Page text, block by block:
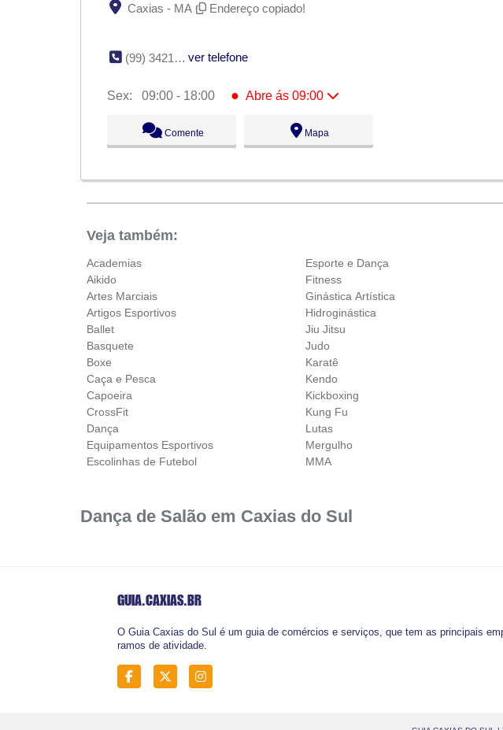
Caxias - MA Endereço copiado!
(99) 3421-3004 ver telefone
Sex: 09:00 - 18:00 ● Abre ás 09:00
09:00 - 18:00
Qua:
09:00 - 18:00
Sex:
09:00 - 18:00 ●Abre ás 09:00
Dom:
Fechado
Comente Mapa
Veja também:
Academias
Aikido
Artes Marciais
Artigos Esportivos
Ballet
Basquete
Boxe
Caça e Pesca
Capoeira
CrossFit
Dança
Equipamentos Esportivos
Escolinhas de Futebol
Esporte e Dança
Fitness
Ginástica Artística
Hidroginástica
Jiu Jitsu
Judo
Karatê
Kendo
Kickboxing
Kung Fu
Lutas
Mergulho
MMA
Dança de Salão em Caxias do Sul
GUIA.CAXIAS.BR
O Guia Caxias do Sul é um guia de comércios e serviços, que tem as principais
ramos de atividade.